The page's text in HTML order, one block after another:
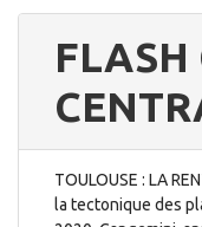
FLASH
TOULOUSE : LA
la tectonique des